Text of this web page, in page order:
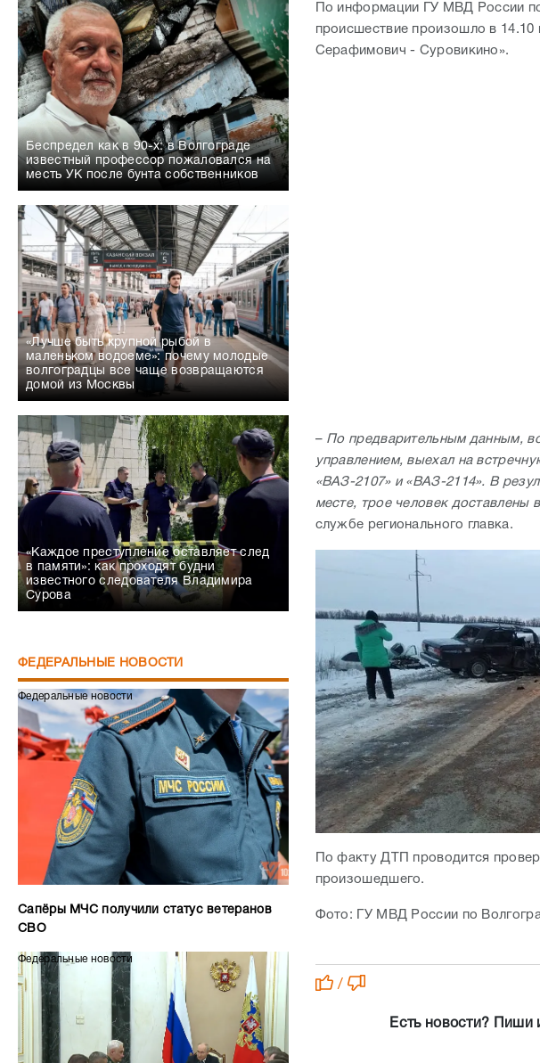
Беспредел как в 90-х: в Волгограде
известный профессор пожаловался на
месть УК после бунта собственников
«Лучше быть крупной рыбой в
маленьком водоеме»: почему молодые
волгоградцы все чаще возвращаются
домой из Москвы
«Каждое преступление оставляет след
в памяти»: как проходят будни
известного следователя Владимира
Сурова
ФЕДЕРАЛЬНЫЕ НОВОСТИ
Федеральные новости
Сапёры МЧС получили статус ветеранов
СВО
Федеральные новости
По информации ГУ МВД России
происшествие произошло в 14.10
Серафимович - Суровикино».
–По предварительным данным,
управлением, выехал на
«ВАЗ-2107» и «ВАЗ-2114». В
месте, трое человек доставлены
службе регионального главка.
По факту ДТП проводится
произошедшего.
Фото: ГУ МВД России по
/
Есть новости? Пиши